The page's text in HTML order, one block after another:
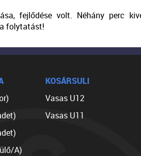
fejlődése volt. Néhány perc
folytatást!
A)
KOSÁRSULI
Vasas U12
Vasas U11